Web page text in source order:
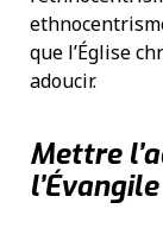
que l’Église
adoucir.
Mettre
l’Évangile